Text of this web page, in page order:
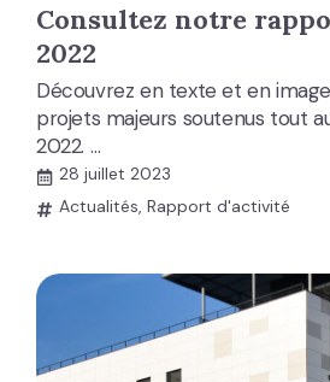
Consultez notre
2022
Découvrez en texte et en
projets majeurs soutenus tout
2022. …
28 juillet 2023
Actualités, Rapport d'activité